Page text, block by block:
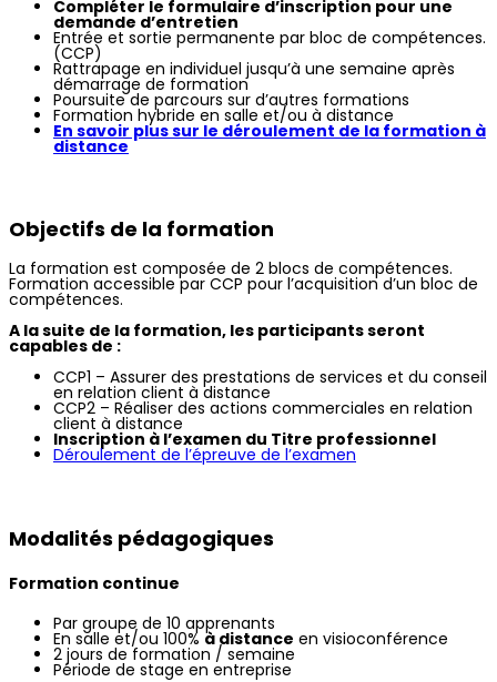
Compléter le formulaire d’inscription pour une
demande d’entretien
Entrée et sortie permanente par bloc de compétences.
(CCP)
Rattrapage en individuel jusqu’à une semaine après
démarrage de formation
Poursuite de parcours sur d’autres formations
Formation hybride en salle et/ou à distance
En savoir plus sur le déroulement de la formation à
distance
Objectifs de la formation
La formation est composée de 2 blocs de compétences.
Formation accessible par CCP pour l’acquisition d’un bloc de
compétences.
A la suite de la formation, les participants seront
capables de :
CCP1 – Assurer des prestations de services et du conseil
en relation client à distance
CCP2 – Réaliser des actions commerciales en relation
client à distance
Inscription à l’examen du Titre professionnel
Déroulement de l’épreuve de l’examen
Modalités pédagogiques
Formation continue
Par groupe de 10 apprenants
En salle et/ou 100% à distance en visioconférence
2 jours de formation / semaine
Période de stage en entreprise